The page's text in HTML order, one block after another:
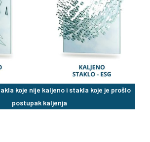
koje nije kaljeno i stakla koje je prošlo
postupak kaljenja